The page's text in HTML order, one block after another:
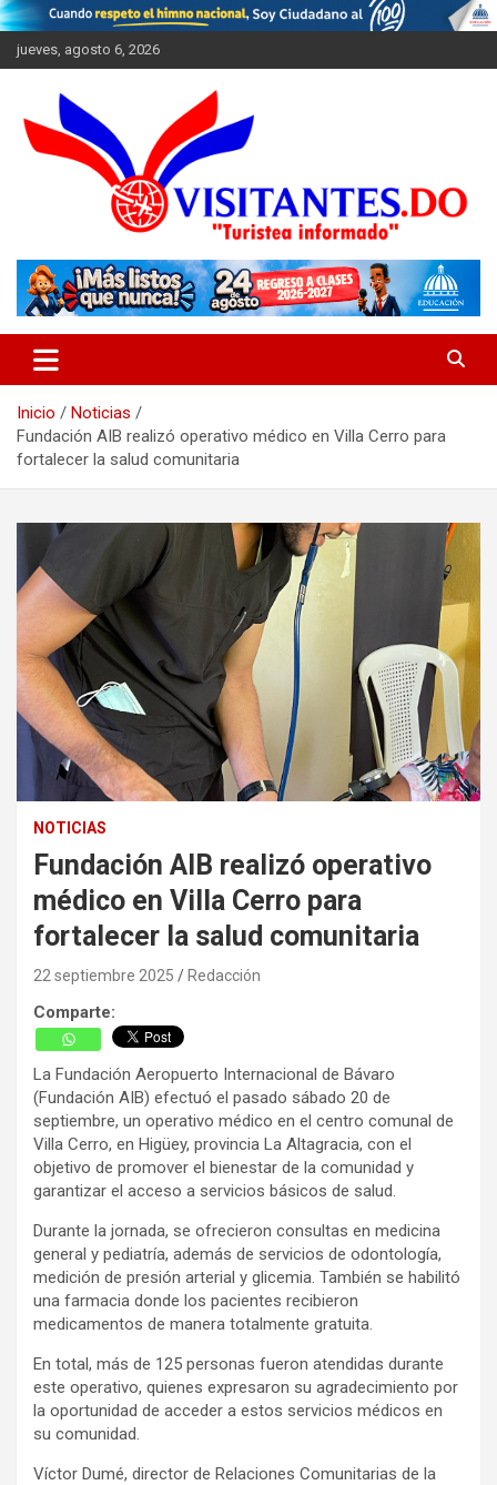
Saltar
al
contenido
jueves, agosto 6, 2026
Visitantes
Inicio
Noticias
Fundación AIB realizó operativo médico en Villa Cerro para
fortalecer la salud comunitaria
NOTICIAS
Fundación AIB realizó operativo
médico en Villa Cerro para
fortalecer la salud comunitaria
22 septiembre 2025 Redacción
Comparte:
La Fundación Aeropuerto Internacional de Bávaro
(Fundación AIB) efectuó el pasado sábado 20 de
septiembre, un operativo médico en el centro comunal de
Villa Cerro, en Higüey, provincia La Altagracia, con el
objetivo de promover el bienestar de la comunidad y
garantizar el acceso a servicios básicos de salud.
Durante la jornada, se ofrecieron consultas en medicina
general y pediatría, además de servicios de odontología,
medición de presión arterial y glicemia. También se habilitó
una farmacia donde los pacientes recibieron
medicamentos de manera totalmente gratuita.
En total, más de 125 personas fueron atendidas durante
este operativo, quienes expresaron su agradecimiento por
la oportunidad de acceder a estos servicios médicos en
su comunidad.
Víctor Dumé, director de Relaciones Comunitarias de la